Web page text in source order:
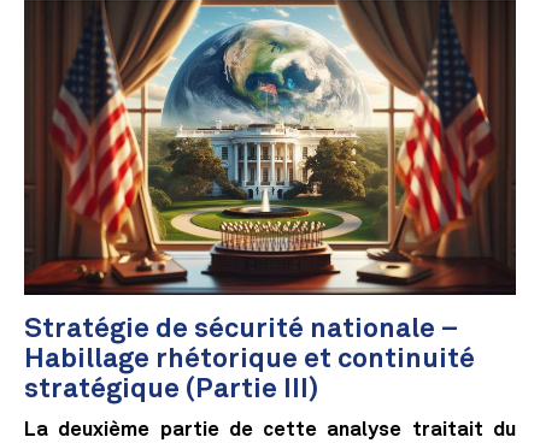
Stratégie de sécurité nationale –
Habillage rhétorique et continuité
stratégique (Partie III)
La deuxième partie de cette analyse traitait du